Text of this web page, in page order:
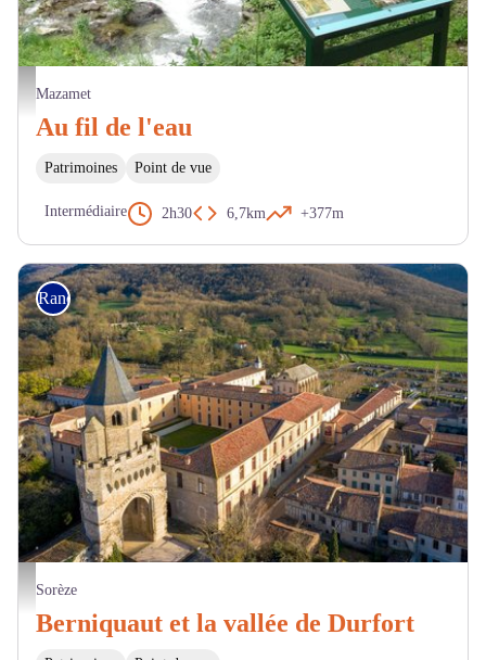
L'Arnette - OTCM
Mazamet
Au fil de l'eau
Patrimoines Point de vue
Intermédiaire 2h30 6,7km +377m
Sorèze vue du ciel - P. Roux
Randonnée
Sorèze
Berniquaut et la vallée de Durfort